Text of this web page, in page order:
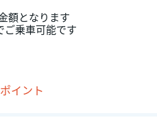
額となります
ポイント